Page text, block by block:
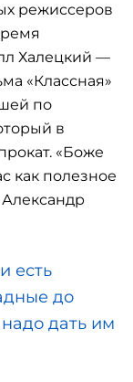
режиссеров
Халецкий —
«Классная»
по
в
«Боже
как полезное
есть
до
дать им